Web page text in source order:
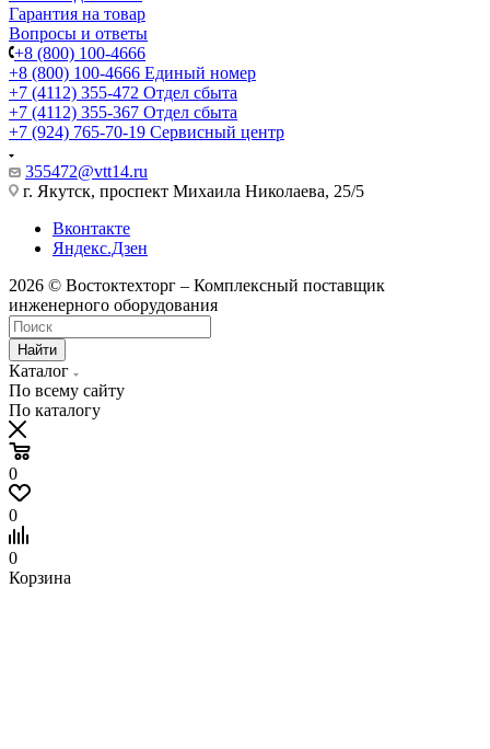
Гарантия на товар
Вопросы и ответы
+8 (800) 100-4666
+8 (800) 100-4666 Единый номер
+7 (4112) 355-472 Отдел сбыта
+7 (4112) 355-367 Отдел сбыта
+7 (924) 765-70-19 Сервисный центр
355472@vtt14.ru
г. Якутск, проспект Михаила Николаева, 25/5
Вконтакте
Яндекс.Дзен
2026 © Востоктехторг – Комплексный поставщик
инженерного оборудования
Найти
Каталог
По всему сайту
По каталогу
0
0
0
Корзина